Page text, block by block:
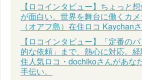
【ロコインタビュー】ちょっと
が面白い。世界を舞台に働くカ
（オアフ島）在住ロコ Kaychan
【ロコインタビュー】「定番の
的な依頼」まで、熱心に対応。
住人気ロコ・dochikoさんがあな
手伝い。